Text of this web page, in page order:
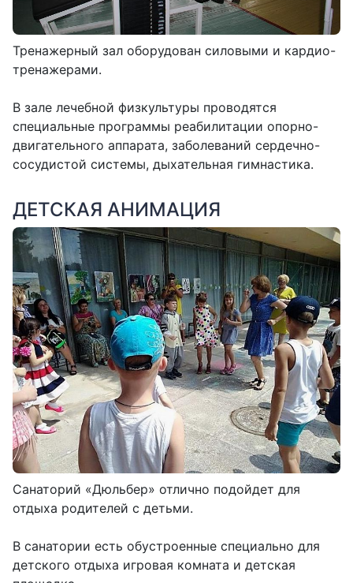
Тренажерный зал оборудован силовыми и кардио-
тренажерами.
В зале лечебной физкультуры проводятся
специальные программы реабилитации опорно-
двигательного аппарата, заболеваний сердечно-
сосудистой системы, дыхательная гимнастика.
ДЕТСКАЯ АНИМАЦИЯ
Санаторий «Дюльбер» отлично подойдет для
отдыха родителей с детьми.
В санатории есть обустроенные специально для
детского отдыха игровая комната и детская